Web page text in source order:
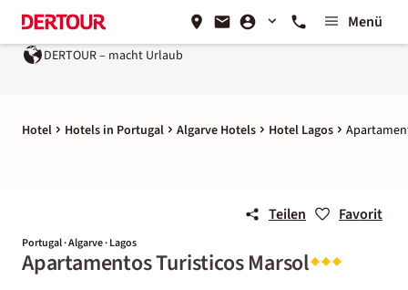
Menü
DERTOUR – macht Urlaub
Hotel Hotels in Portugal Algarve Hotels Hotel Lagos
Teilen Favorit
Portugal · Algarve · Lagos
Apartamentos Turisticos Marsol